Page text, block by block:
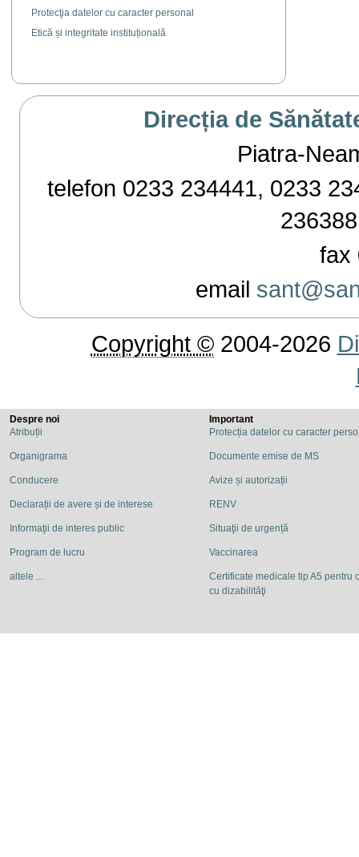
Protecţia datelor cu caracter personal
Etică și integritate instituțională
Direcția de
Piatra-
telefon 0233 234441, 0233
fax
email
Copyright ©2004-2026
Despre noi
Atribuții
Organigrama
Conducere
Declarații de avere și de interese
Informaţii de interes public
Program de lucru
altele ...
Important
Protecția datelor cu caracter
Documente emise de MS
Avize și autorizații
RENV
Situaţii de urgență
Vaccinarea
Certificate medicale tip A5 pentru
cu dizabilităţi